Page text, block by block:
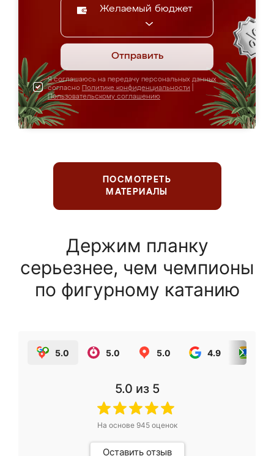
Желаемый бюджет
Отправить
Я соглашаюсь на передачу персональных данных
согласно Политике конфиденциальности
Пользовательскому соглашению
ПОСМОТРЕТЬ
МАТЕРИАЛЫ
Держим планку
серьезнее, чем чемпионы
по фигурному катанию
5.0 5.0 5.0 4.9
5.0 из 5
На основе 945оценок
Оставить отзыв